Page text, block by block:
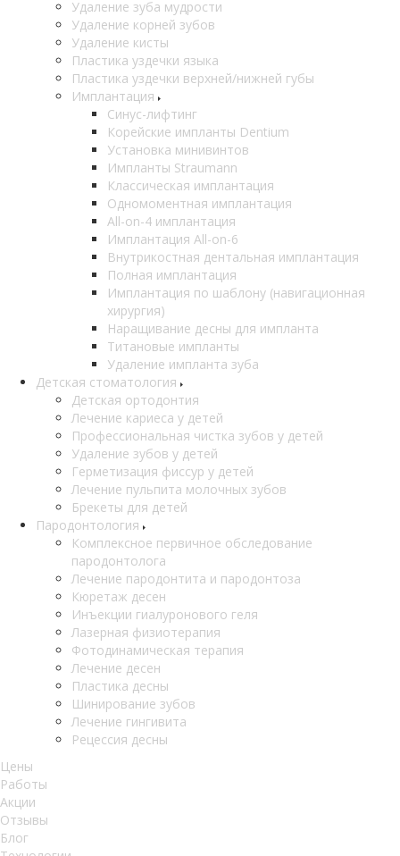
Удаление зуба мудрости
Удаление корней зубов
Удаление кисты
Пластика уздечки языка
Пластика уздечки верхней/нижней губы
Имплантация
Синус-лифтинг
Корейские импланты Dentium
Установка минивинтов
Импланты Straumann
Классическая имплантация
Одномоментная имплантация
All-on-4 имплантация
Имплантация All-on-6
Внутрикостная дентальная имплантация
Полная имплантация
Имплантация по шаблону (навигационная
хирургия)
Наращивание десны для импланта
Титановые импланты
Удаление импланта зуба
Детская стоматология
Детская ортодонтия
Лечение кариеса у детей
Профессиональная чистка зубов у детей
Удаление зубов у детей
Герметизация фиссур у детей
Лечение пульпита молочных зубов
Брекеты для детей
Пародонтология
Комплексное первичное обследование
пародонтолога
Лечение пародонтита и пародонтоза
Кюретаж десен
Инъекции гиалуронового геля
Лазерная физиотерапия
Фотодинамическая терапия
Лечение десен
Пластика десны
Шинирование зубов
Лечение гингивита
Рецессия десны
Цены
Работы
Акции
Отзывы
Блог